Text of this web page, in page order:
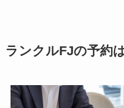
ランクルFJの予約